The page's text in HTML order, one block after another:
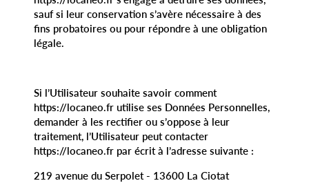
sauf si leur conservation s’avère nécessaire à des
fins probatoires ou pour répondre à une obligation
légale.
Si l’Utilisateur souhaite savoir comment
https://locaneo.fr utilise ses Données Personnelles,
demander à les rectifier ou s’oppose à leur
traitement, l’Utilisateur peut contacter
https://locaneo.fr par écrit à l’adresse suivante :
219 avenue du Serpolet - 13600 La Ciotat